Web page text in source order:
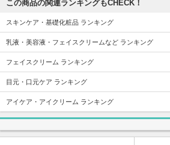
この商品の関連ランキングもCHECK！
スキンケア・基礎化粧品 ランキング
乳液・美容液・フェイスクリームなど ランキング
フェイスクリーム ランキング
目元・口元ケア ランキング
アイケア・アイクリーム ランキング